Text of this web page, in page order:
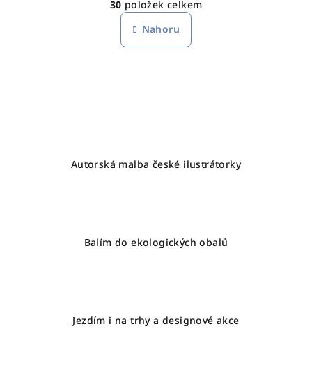
v
l
á
k
i
á
n
k
o
30 položek celkem
Nahoru
Autorská malba české ilustrátorky
Balím do ekologických obalů
Jezdím i na trhy a designové akce